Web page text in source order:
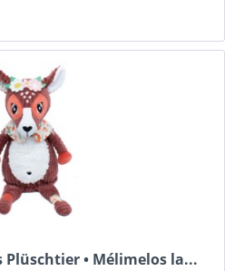
Plüschtier • Mélimelos la...